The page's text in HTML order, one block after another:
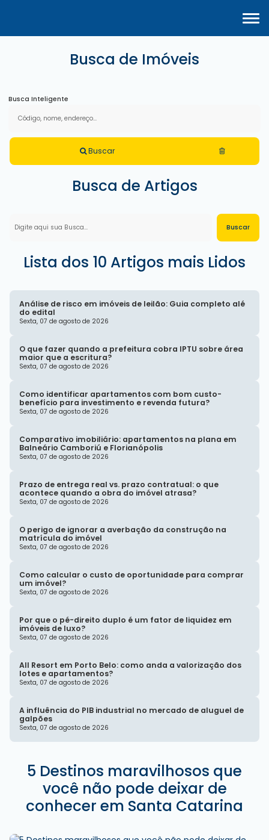
Busca de Imóveis
Busca Inteligente
Buscar
Busca de Artigos
Lista dos 10 Artigos mais Lidos
Análise de risco em imóveis de leilão: Guia completo alé
do edital
Sexta, 07 de agosto de 2026
O que fazer quando a prefeitura cobra IPTU sobre área
maior que a escritura?
Sexta, 07 de agosto de 2026
Como identificar apartamentos com bom custo-
benefício para investimento e revenda futura?
Sexta, 07 de agosto de 2026
Comparativo imobiliário: apartamentos na plana em
Balneário Camboriú e Florianópolis
Sexta, 07 de agosto de 2026
Prazo de entrega real vs. prazo contratual: o que
acontece quando a obra do imóvel atrasa?
Sexta, 07 de agosto de 2026
O perigo de ignorar a averbação da construção na
matrícula do imóvel
Sexta, 07 de agosto de 2026
Como calcular o custo de oportunidade para comprar
um imóvel?
Sexta, 07 de agosto de 2026
Por que o pé-direito duplo é um fator de liquidez em
imóveis de luxo?
Sexta, 07 de agosto de 2026
All Resort em Porto Belo: como anda a valorização dos
lotes e apartamentos?
Sexta, 07 de agosto de 2026
A influência do PIB industrial no mercado de aluguel de
galpões
Sexta, 07 de agosto de 2026
5 Destinos maravilhosos que
você não pode deixar de
conhecer em Santa Catarina